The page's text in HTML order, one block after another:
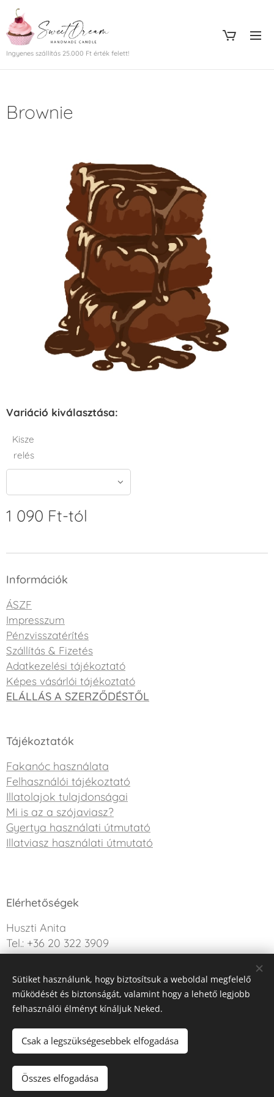
Ingyenes szállítás 25.000 Ft érték felett!
Brownie
Variáció kiválasztása:
Kisze
relés
1 090 Ft-tól
Nincs raktáron
Információk
ÁSZF
Impresszum
Pénzvisszatérítés
Szállítás & Fizetés
Adatkezelési tájékoztató
Képes vásárlói tájékoztató
ELÁLLÁS A SZERZŐDÉSTŐL
Tájékoztatók
Fakanóc használata
Felhasználói tájékoztató
Illatolajok tulajdonságai
Mi is az a szójaviasz?
Gyertya használati útmutató
Illatviasz használati útmutató
Elérhetőségek
Huszti Anita
Tel.: +36 20 322 3909
Kérdésed van? Írj nekünk!
Az oldalt a Webnode működteti
Sütiket használunk, hogy biztosítsuk a weboldal megfelelő
működését és biztonságát, valamint hogy a lehető legjobb
felhasználói élményt kínáljuk Neked.
Csak a legszükségesebbek elfogadása
Összes elfogadása